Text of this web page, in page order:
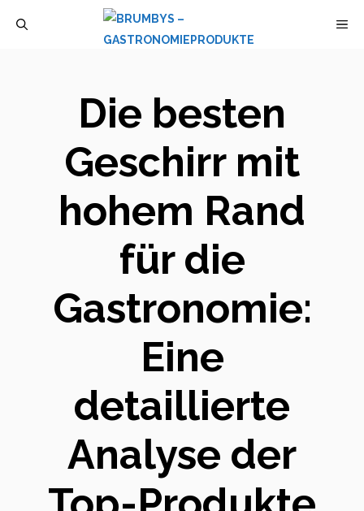
Die besten
Geschirr mit
hohem Rand
für die
Gastronomie:
Eine
detaillierte
Analyse der